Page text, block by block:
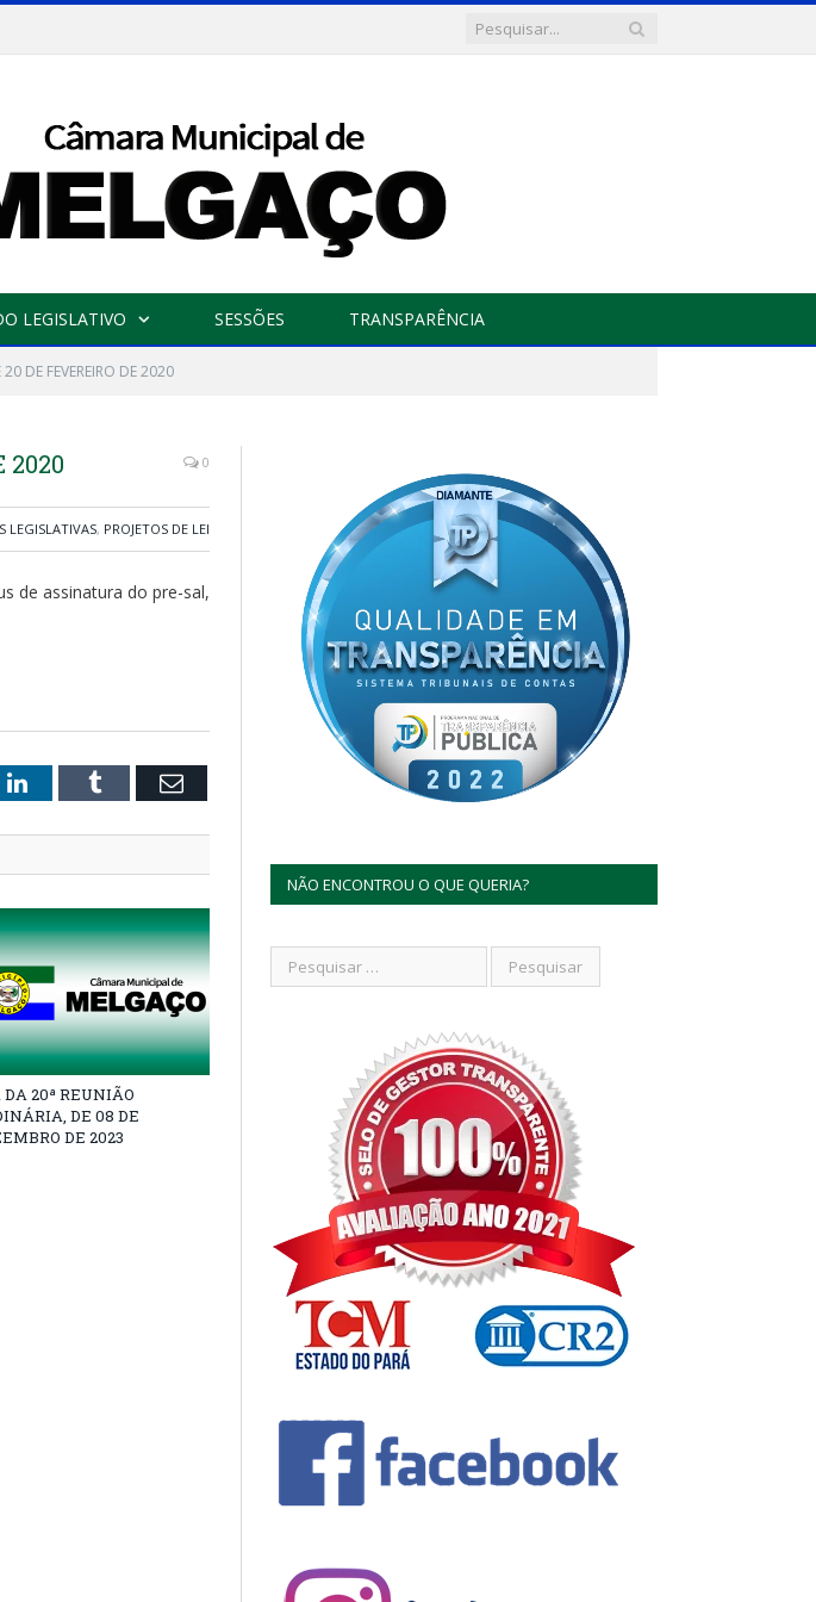
LEGISLATIVO SESSÕES TRANSPARÊNCIA
DE FEVEREIRO DE 2020
2020 0
LEGISLATIVAS, PROJETOS DE LEI
de assinatura do pre-sal,
LinkedInTumblr Email
DA 20ª REUNIÃO
DE 08 DE
DE 2023
NÃO ENCONTROU O QUE QUERIA?